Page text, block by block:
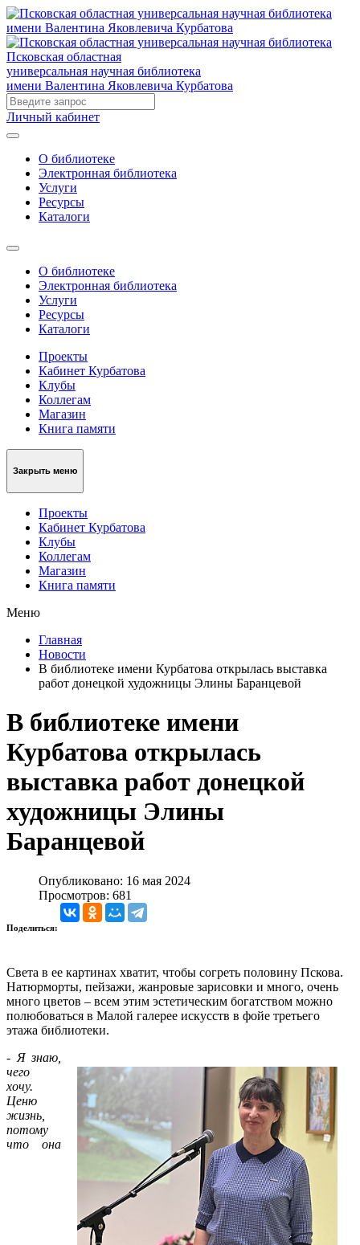
Псковская областная
универсальная научная библиотека
имени Валентина Яковлевича Курбатова
Личный кабинет
О библиотеке
Электронная библиотека
Услуги
Ресурсы
Каталоги
О библиотеке
Электронная библиотека
Услуги
Ресурсы
Каталоги
Проекты
Кабинет Курбатова
Клубы
Коллегам
Магазин
Книга памяти
Закрыть меню
Проекты
Кабинет Курбатова
Клубы
Коллегам
Магазин
Книга памяти
Меню
Главная
Новости
В библиотеке имени Курбатова открылась выставка
работ донецкой художницы Элины Баранцевой
В библиотеке имени
Курбатова открылась
выставка работ донецкой
художницы Элины
Баранцевой
Опубликовано: 16 мая 2024
Просмотров: 681
Поделиться:
Света в ее картинах хватит, чтобы согреть половину Пскова.
Натюрморты, пейзажи, жанровые зарисовки и много, очень
много цветов – всем этим эстетическим богатством можно
полюбоваться в Малой галерее искусств в фойе третьего
этажа библиотеки.
- Я знаю,
чего
хочу.
Ценю
жизнь,
потому
что она